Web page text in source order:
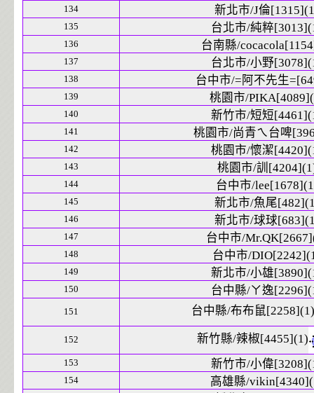
134 新北市/J倫
135 台北市/純粹
136 台南縣/
137 台北市/小野
138 台中市/=阿不先生
139 桃園市/
140 新竹市/短短
141 桃園市/尚青ㄟ台啤
142 桃園市/懷潔
143 桃園市/訓
144 台中市/
145 新北市/魚尾
146 新北市/球球
147 台中市/
148 台中市/
149 新北市/小雄
150 台中縣/ㄚ逸
151 台中縣/布布鼠[2258](1)
152 新竹縣/辣椒[4455](1)
153 新竹市/小偉
154 高雄縣/